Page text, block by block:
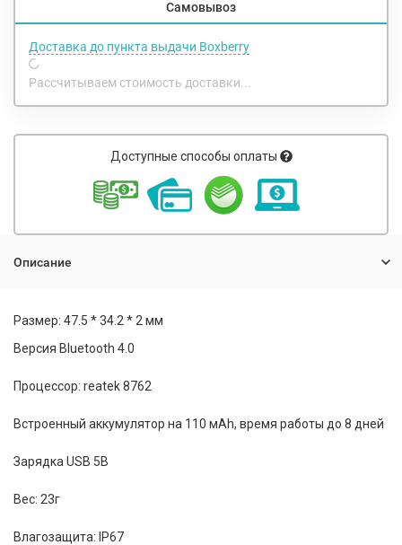
Самовывоз
Доставка до пункта выдачи Boxberry
Рассчитываем стоимость доставки...
Доступные способы оплаты
Описание
Размер: 47.5 * 34.2 * 2 мм
Версия Bluetooth 4.0
Процессор: reatek 8762
Встроенный аккумулятор на 110 мАh, время работы до 8 дней
Зарядка USB 5В
Вес: 23г
Влагозащита: IP67